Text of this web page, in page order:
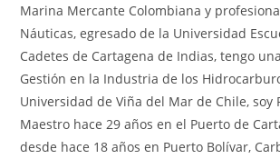
Marina Mercante Colombiana y
Náuticas, egresado de la Universidad
Cadetes de Cartagena de Indias, tengo
Gestión en la Industria de los
Universidad de Viña del Mar de Chile, soy
Maestro hace 29 años en el Puerto de
desde hace 18 años en Puerto Bolívar,